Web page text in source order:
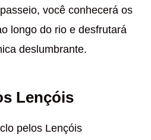
você conhecerá os
longo do rio e desfrutará
deslumbrante.
Lençóis
pelos Lençóis